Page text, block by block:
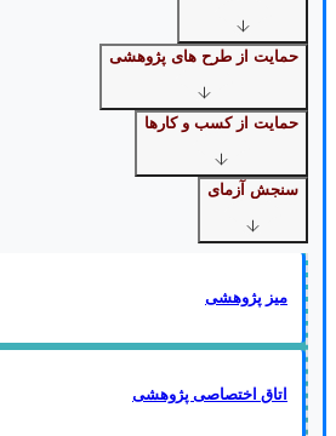
حمایت از طرح های پژوهشی
حمایت از کسب و کارها
سنجش آزمای
میز پژوهشی
اتاق اختصاصی پژوهشی